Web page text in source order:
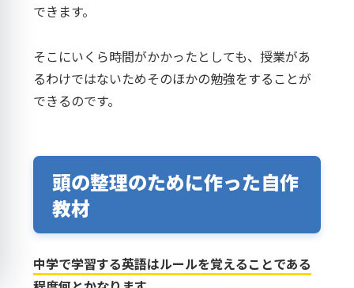
できます。
そこにいくら時間がかかったとしても、授業があ
るわけではないためそのほかの勉強をすることが
できるのです。
頭の整理のために作った自作
教材
中学で学習する英語はルールを覚えることである